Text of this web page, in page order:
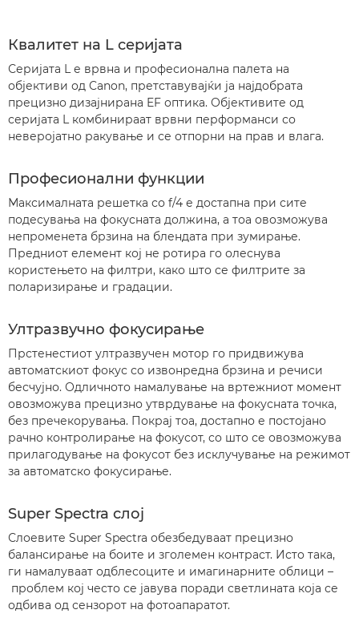
Квалитет на L серијата
Серијата L е врвна и професионална палета на
објективи од Canon, претставувајќи ја најдобрата
прецизно дизајнирана EF оптика. Објективите од
серијата L комбинираат врвни перформанси со
неверојатно ракување и се отпорни на прав и влага.
Професионални функции
Максималната решетка со f/4 е достапна при сите
подесувања на фокусната должина, а тоа овозможува
непроменета брзина на блендата при зумирање.
Предниот елемент кој не ротира го олеснува
користењето на филтри, како што се филтрите за
поларизирање и градации.
Ултразвучно фокусирање
Прстенестиот ултразвучен мотор го придвижува
автоматскиот фокус со извонредна брзина и речиси
бесчујно. Одличното намалување на вртежниот момент
овозможува прецизно утврдување на фокусната точка,
без пречекорувања. Покрај тоа, достапно е постојано
рачно контролирање на фокусот, со што се овозможува
прилагодување на фокусот без исклучување на режимот
за автоматско фокусирање.
Super Spectra слој
Слоевите Super Spectra обезбедуваат прецизно
балансирање на боите и зголемен контраст. Исто така,
ги намалуваат одблесоците и имагинарните облици –
проблем кој често се јавува поради светлината која се
одбива од сензорот на фотоапаратот.